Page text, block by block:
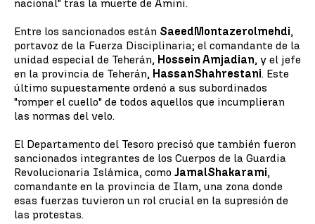
nacional" tras la muerte de Amini.
Entre los sancionados están SaeedMontazerolmehdi,
portavoz de la Fuerza Disciplinaria; el comandante de la
unidad especial de Teherán, Hossein Amjadian, y el jefe
en la provincia de Teherán, HassanShahrestani. Este
último supuestamente ordenó a sus subordinados
"romper el cuello" de todos aquellos que incumplieran
las normas del velo.
El Departamento del Tesoro precisó que también fueron
sancionados integrantes de los Cuerpos de la Guardia
Revolucionaria Islámica, como JamalShakarami,
comandante en la provincia de Ilam, una zona donde
esas fuerzas tuvieron un rol crucial en la supresión de
las protestas.